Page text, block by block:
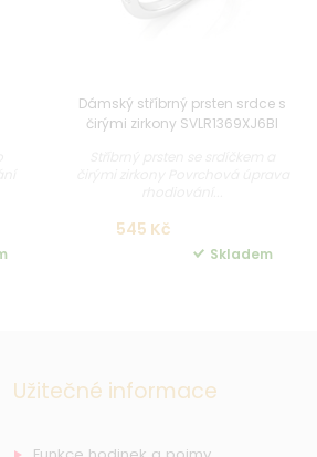
Dámský stříbrný prsten srdce s
čirými zirkony SVLR1369XJ6BI
545 Kč
Skladem
Užitečné informace